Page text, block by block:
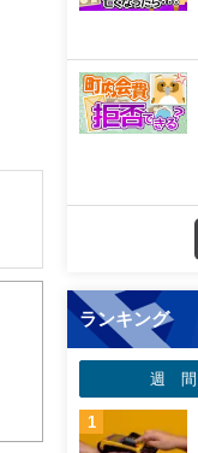
き
ランキング
週 間